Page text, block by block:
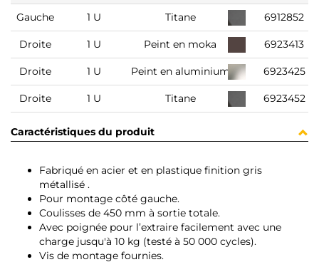
Gauche 1 U Titane 6912852
Droite 1 U Peint en moka 6923413
Droite 1 U Peint en aluminium 6923425
Droite 1 U Titane 6923452
Caractéristiques du produit
Fabriqué en acier et en plastique finition gris
métallisé .
Pour montage côté gauche.
Coulisses de 450 mm à sortie totale.
Avec poignée pour l’extraire facilement avec une
charge jusqu'à 10 kg (testé à 50 000 cycles).
Vis de montage fournies.